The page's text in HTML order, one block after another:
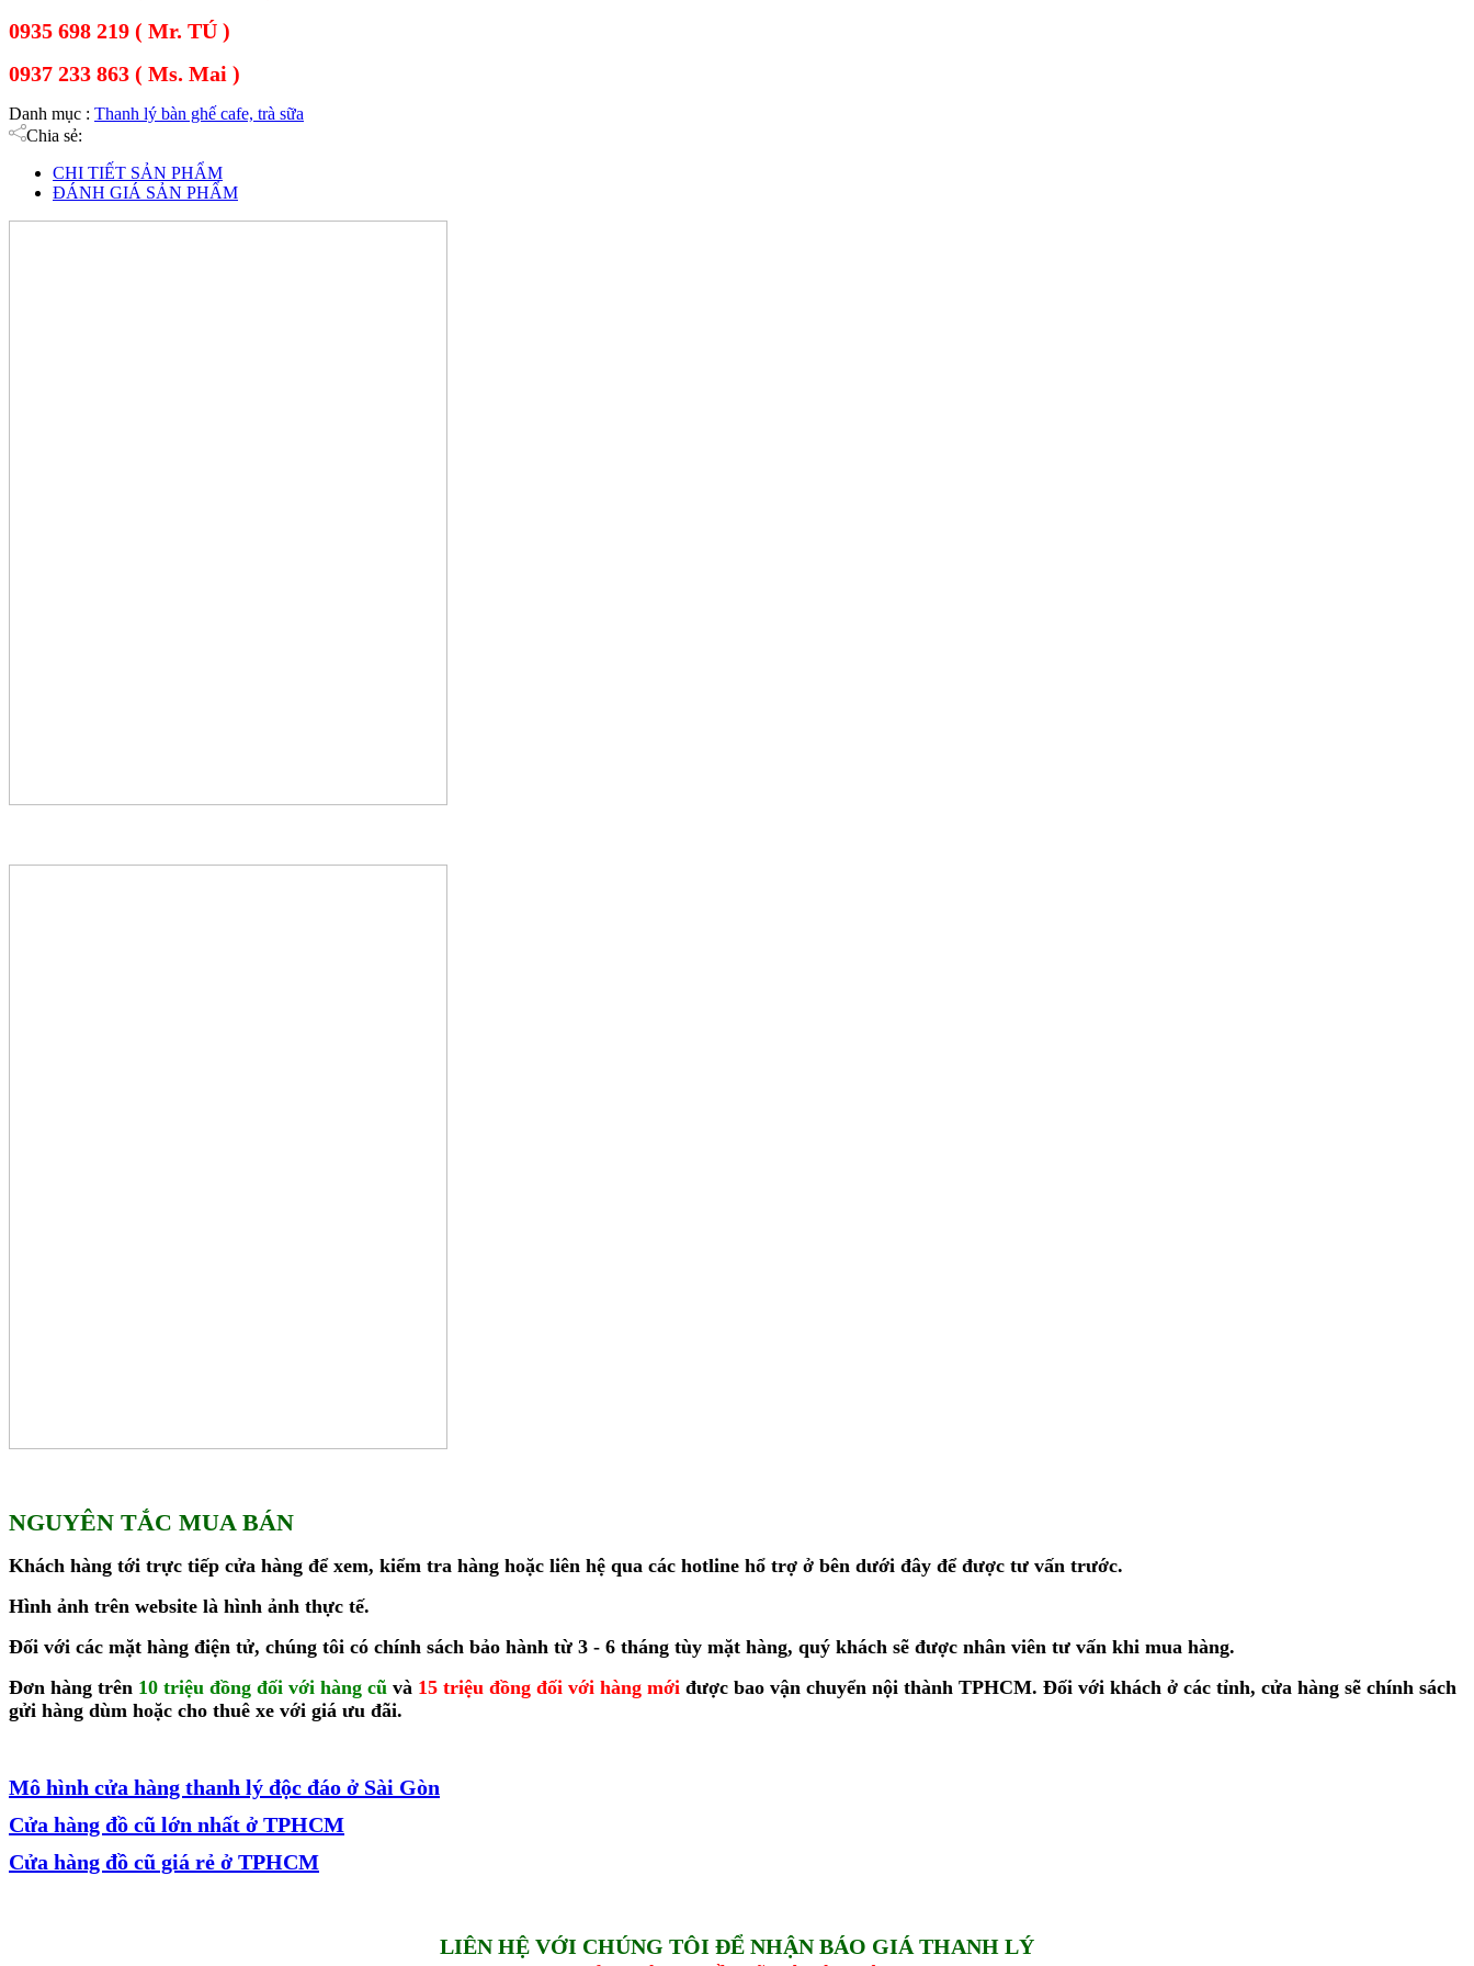
0935 698 219 ( Mr. TÚ )
0937 233 863 ( Ms. Mai )
Danh mục : Thanh lý bàn ghế cafe, trà sữa
Chia sẻ:
CHI TIẾT SẢN PHẨM
ĐÁNH GIÁ SẢN PHẨM
NGUYÊN TẮC MUA BÁN
Khách hàng tới trực tiếp cửa hàng để xem, kiểm tra hàng hoặc liên hệ qua các hotline hổ trợ ở bên dưới đây để được tư vấn trước.
Hình ảnh trên website là hình ảnh thực tế.
Đối với các mặt hàng điện tử, chúng tôi có chính sách bảo hành từ 3 - 6 tháng tùy mặt hàng, quý khách sẽ được nhân viên tư vấn khi mua hàng.
Đơn hàng trên 10 triệu đồng đối với hàng cũ và 15 triệu đồng đối với hàng mới được bao vận chuyển nội thành TPHCM. Đối với khách ở các tỉnh, cửa hàng sẽ chính sách
gửi hàng dùm hoặc cho thuê xe với giá ưu đãi.
Mô hình cửa hàng thanh lý độc đáo ở Sài Gòn
Cửa hàng đồ cũ lớn nhất ở TPHCM
Cửa hàng đồ cũ giá rẻ ở TPHCM
LIÊN HỆ VỚI CHÚNG TÔI ĐỂ NHẬN BÁO GIÁ THANH LÝ